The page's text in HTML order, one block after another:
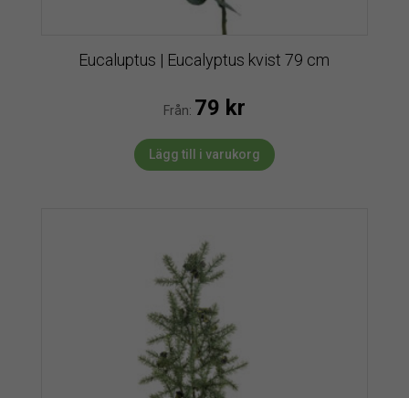
Eucaluptus | Eucalyptus kvist 79 cm
Från: 79 kr
Lägg till i varukorg